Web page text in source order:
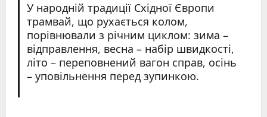
У народній традиції Східної Європи
трамвай, що рухається колом,
порівнювали з річним циклом: зима –
відправлення, весна – набір швидкості,
літо – переповнений вагон справ, осінь
– уповільнення перед зупинкою.